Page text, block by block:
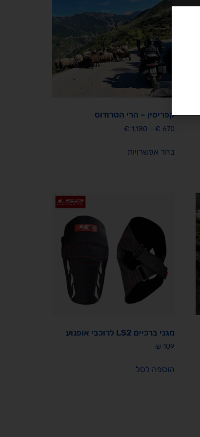
קפריסין – הרי הטרודוס
€ 670
–
€ 1,180
בחר אפשרויות
מגני ברכיים LS2 לרוכבי אופנוע
₪ 109
הוספה לסל